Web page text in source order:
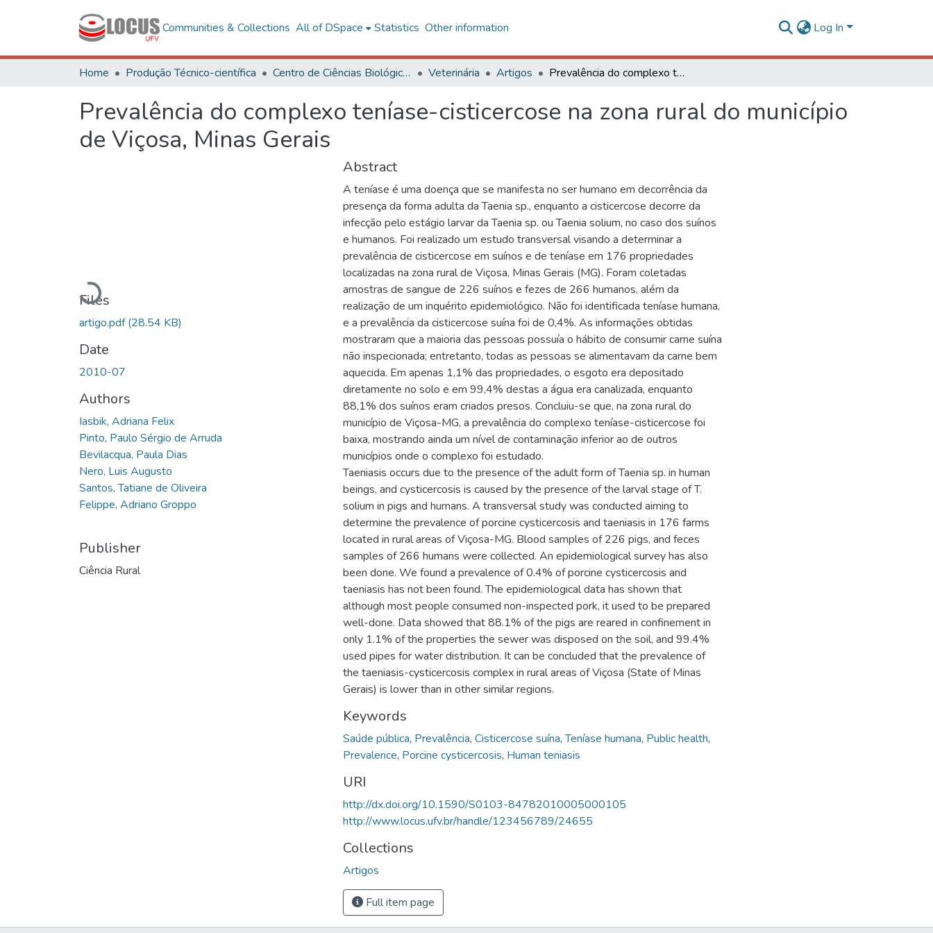
Communities & Collections All of DSpace Statistics Other information Log In
Home Produção Técnico-científica Centro de Ciências Biológicas e da Saúde Veterinária Artigos Prevalência do complexo teníase-cisticercose na zona rural do município de Viçosa, Minas Gerais
Prevalência do complexo teníase-cisticercose na zona rural do município
de Viçosa, Minas Gerais
Loading...
Files
artigo.pdf(28.54 KB)
Date
2010-07
Authors
Iasbik, Adriana Felix
Pinto, Paulo Sérgio de Arruda
Bevilacqua, Paula Dias
Nero, Luis Augusto
Santos, Tatiane de Oliveira
Felippe, Adriano Groppo
Publisher
Ciência Rural
Abstract
A teníase é uma doença que se manifesta no ser humano em decorrência da
presença da forma adulta da Taenia sp., enquanto a cisticercose decorre da
infecção pelo estágio larvar da Taenia sp. ou Taenia solium, no caso dos suínos
e humanos. Foi realizado um estudo transversal visando a determinar a
prevalência de cisticercose em suínos e de teníase em 176 propriedades
localizadas na zona rural de Viçosa, Minas Gerais (MG). Foram coletadas
amostras de sangue de 226 suínos e fezes de 266 humanos, além da
realização de um inquérito epidemiológico. Não foi identificada teníase humana,
e a prevalência da cisticercose suína foi de 0,4%. As informações obtidas
mostraram que a maioria das pessoas possuía o hábito de consumir carne suína
não inspecionada; entretanto, todas as pessoas se alimentavam da carne bem
aquecida. Em apenas 1,1% das propriedades, o esgoto era depositado
diretamente no solo e em 99,4% destas a água era canalizada, enquanto
88,1% dos suínos eram criados presos. Concluiu-se que, na zona rural do
município de Viçosa-MG, a prevalência do complexo teníase-cisticercose foi
baixa, mostrando ainda um nível de contaminação inferior ao de outros
municípios onde o complexo foi estudado.
Taeniasis occurs due to the presence of the adult form of Taenia sp. in human
beings, and cysticercosis is caused by the presence of the larval stage of T.
solium in pigs and humans. A transversal study was conducted aiming to
determine the prevalence of porcine cysticercosis and taeniasis in 176 farms
located in rural areas of Viçosa-MG. Blood samples of 226 pigs, and feces
samples of 266 humans were collected. An epidemiological survey has also
been done. We found a prevalence of 0.4% of porcine cysticercosis and
taeniasis has not been found. The epidemiological data has shown that
although most people consumed non-inspected pork, it used to be prepared
well-done. Data showed that 88.1% of the pigs are reared in confinement in
only 1.1% of the properties the sewer was disposed on the soil, and 99.4%
used pipes for water distribution. It can be concluded that the prevalence of
the taeniasis-cysticercosis complex in rural areas of Viçosa (State of Minas
Gerais) is lower than in other similar regions.
Keywords
Saúde pública, Prevalência, Cisticercose suína,Teníase humana, Public health,
Prevalence, Porcine cysticercosis, Human teniasis
URI
http://dx.doi.org/10.1590/S0103-84782010005000105
http://www.locus.ufv.br/handle/123456789/24655
Collections
Artigos
Full item page